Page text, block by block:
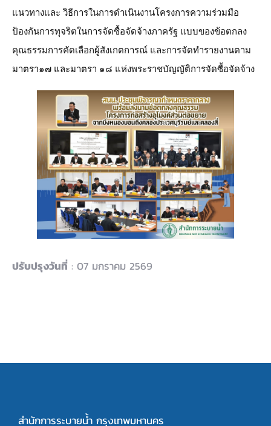
แนวทางและ วิธีการในการดำเนินงานโครงการความร่วมมือ
ป้องกันการทุจริตในการจัดซื้อจัดจ้างภาครัฐ แบบของข้อตกลง
คุณธรรมการคัดเลือกผู้สังเกตการณ์ และการจัดทำรายงานตาม
มาตรา๑๗ และมาตรา ๑๘ แห่งพระราชบัญญัติการจัดซื้อจัดจ้าง
ปรับปรุงวันที่ : 07 มกราคม 2569
สำนักการระบายน้ำ กรุงเทพมหานคร